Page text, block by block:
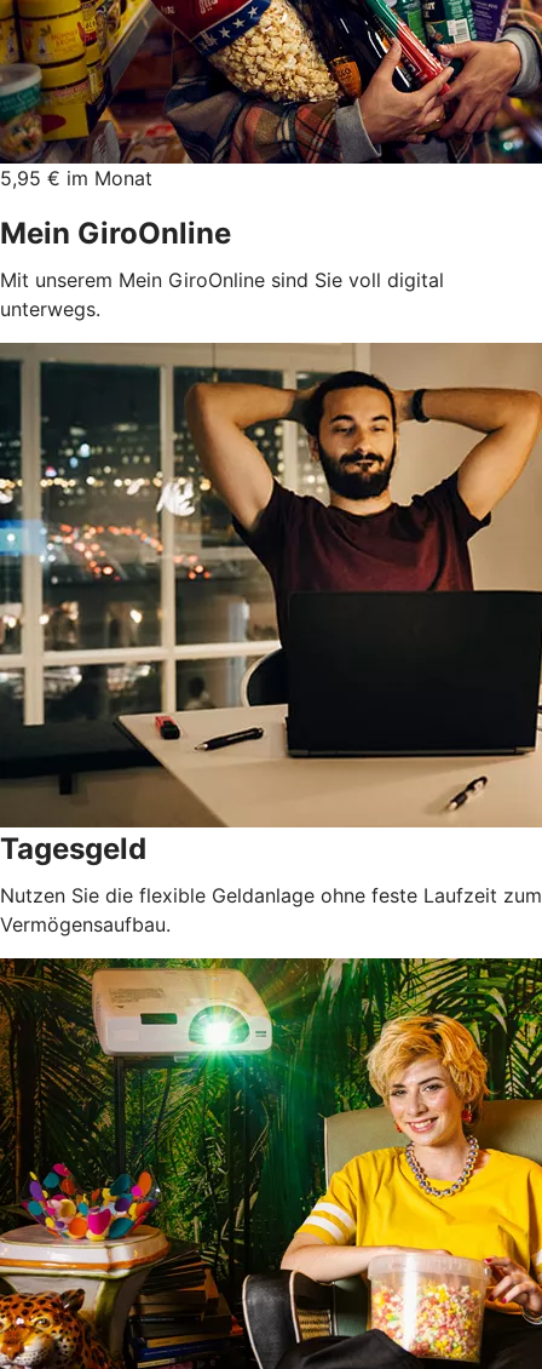
5,95 € im Monat
Mein GiroOnline
Mit unserem Mein GiroOnline sind Sie voll digital
unterwegs.
Tagesgeld
Nutzen Sie die flexible Geldanlage ohne feste Laufzeit zum
Vermögensaufbau.